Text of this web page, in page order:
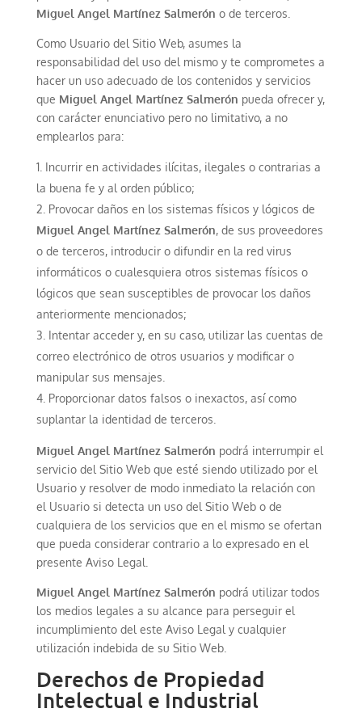
Miguel Angel Martínez Salmerón o de terceros.
Como Usuario del Sitio Web, asumes la
responsabilidad del uso del mismo y te comprometes a
hacer un uso adecuado de los contenidos y servicios
que Miguel Angel Martínez Salmerón pueda ofrecer y,
con carácter enunciativo pero no limitativo, a no
emplearlos para:
Incurrir en actividades ilícitas, ilegales o contrarias a
la buena fe y al orden público;
Provocar daños en los sistemas físicos y lógicos de
Miguel Angel Martínez Salmerón, de sus proveedores
o de terceros, introducir o difundir en la red virus
informáticos o cualesquiera otros sistemas físicos o
lógicos que sean susceptibles de provocar los daños
anteriormente mencionados;
Intentar acceder y, en su caso, utilizar las cuentas de
correo electrónico de otros usuarios y modificar o
manipular sus mensajes.
Proporcionar datos falsos o inexactos, así como
suplantar la identidad de terceros.
Miguel Angel Martínez Salmerón podrá interrumpir el
servicio del Sitio Web que esté siendo utilizado por el
Usuario y resolver de modo inmediato la relación con
el Usuario si detecta un uso del Sitio Web o de
cualquiera de los servicios que en el mismo se ofertan
que pueda considerar contrario a lo expresado en el
presente Aviso Legal.
Miguel Angel Martínez Salmerón podrá utilizar todos
los medios legales a su alcance para perseguir el
incumplimiento del este Aviso Legal y cualquier
utilización indebida de su Sitio Web.
Derechos de Propiedad
Intelectual e Industrial